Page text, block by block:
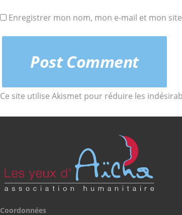
Enregistrer mon nom, mon e-mail et mon
Ce site utilise Akismet pour réduire les
Coordonnées